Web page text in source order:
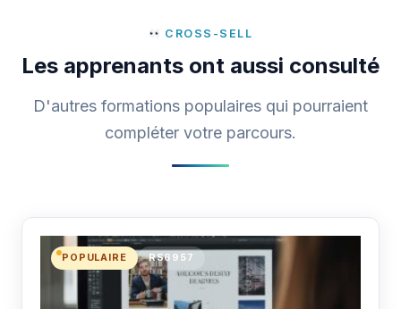
CROSS-SELL
Les apprenants ont aussi consulté
D'autres formations populaires qui pourraient
compléter votre parcours.
POPULAIRE RS6957